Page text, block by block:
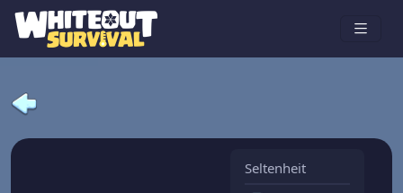
Seltenheit